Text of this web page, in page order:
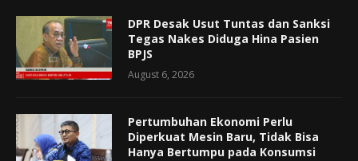
DPR Desak Usut Tuntas dan Sanksi
Tegas Nakes Diduga Hina Pasien
BPJS
August 6, 2026
Pertumbuhan Ekonomi Perlu
Diperkuat Mesin Baru, Tidak Bisa
Hanya Bertumpu pada Konsumsi